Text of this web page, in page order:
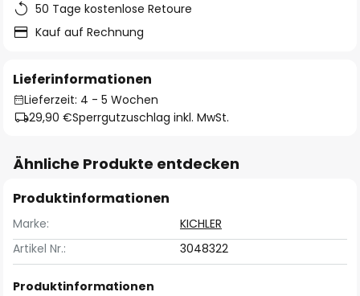
50 Tage kostenlose Retoure
Kauf auf Rechnung
Lieferinformationen
Lieferzeit: 4 - 5 Wochen
29,90 €Sperrgutzuschlag inkl. MwSt.
Ähnliche Produkte entdecken
Produktinformationen
Marke:
KICHLER
Artikel Nr.:
3048322
Produktinformationen